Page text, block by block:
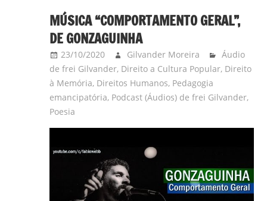
MÚSICA “COMPORTAMENTO GERAL”,
DE GONZAGUINHA
23/10/2020 Gilvander Moreira
Áudio
de frei Gilvander, Direito a Cultura Popular, Direito
à Memória, Direitos Humanos, Pedagogia
emancipatória, Podcast (Áudios) de frei Gilvander,
Poesia